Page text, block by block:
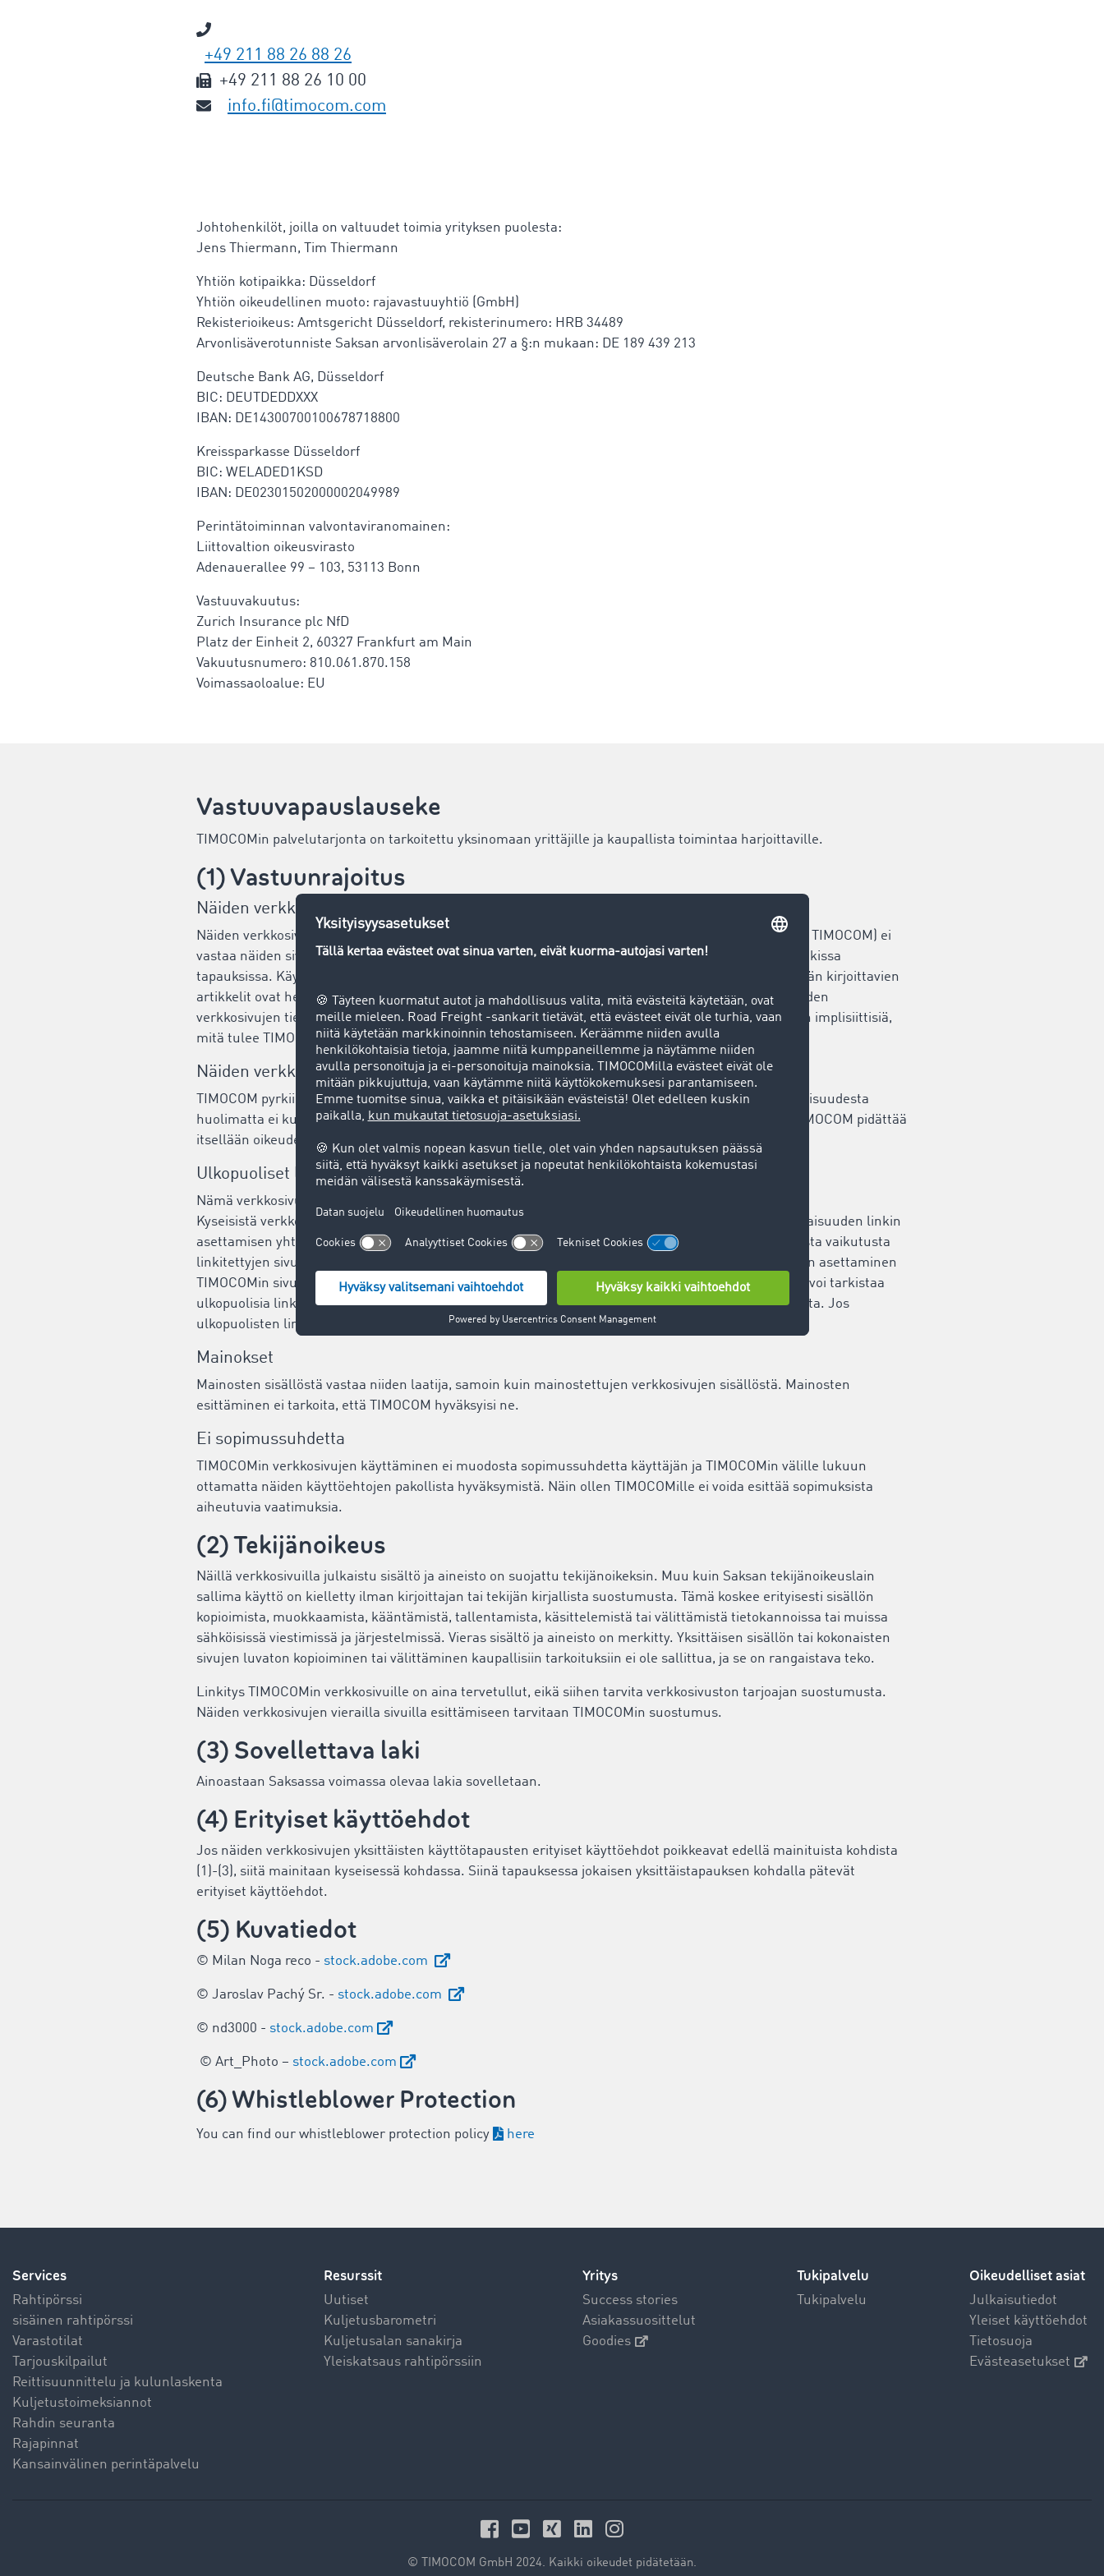
+49 211 88 26 88 26
+49 211 88 26 10 00
info.fi@timocom.com
Johtohenkilöt, joilla on valtuudet toimia yrityksen puolesta:
Jens Thiermann, Tim Thiermann
Yhtiön kotipaikka: Düsseldorf
Yhtiön oikeudellinen muoto: rajavastuuyhtiö (GmbH)
Rekisterioikeus: Amtsgericht Düsseldorf, rekisterinumero: HRB 34489
Arvonlisäverotunniste Saksan arvonlisäverolain 27 a §:n mukaan: DE 189 439 213
Deutsche Bank AG, Düsseldorf
BIC: DEUTDEDDXXX
IBAN: DE14300700100678718800
Kreissparkasse Düsseldorf
BIC: WELADED1KSD
IBAN: DE02301502000002049989
Perintätoiminnan valvontaviranomainen:
Liittovaltion oikeusvirasto
Adenauerallee 99 – 103, 53113 Bonn
Vastuuvakuutus:
Zurich Insurance plc NfD
Platz der Einheit 2, 60327 Frankfurt am Main
Vakuutusnumero: 810.061.870.158
Voimassaoloalue: EU
Vastuuvapauslauseke
TIMOCOMin palvelutarjonta on tarkoitettu yksinomaan yrittäjille ja kaupallista toimintaa harjoittaville.
(1) Vastuunrajoitus
Näiden verkkosivujen sisältö
Näiden verkkosivujen sisältö tuotetaan mahdollisimman huolellisesti. TIMOCOM GmbH (jäljempänä TIMOCOM) ei
vastaa näiden sivujen aineiston täydellisyydestä, paikkansapitävyydestä eikä ajankohtaisuudesta kaikissa
tapauksissa. Käyttäjä käyttää kaikkea saatavilla olevaa sisältöä omalla vastuullaan. Omalla nimellään kirjoittavien
artikkelit ovat heidän omia mielipiteenilmaisujaan, eivätkä aina edusta TIMOCOMin mielipiteitä. Näiden
verkkosivujen tiedot eivät missään tapauksessa anna minkäänlaisia vakuuksia tai takuita, myöskään implisiittisiä,
mitä tulee TIMOCOMin palveluihin tai tuotteisiin.
Näiden verkkosivujen käytettävyys
TIMOCOM pyrkii tarjoamaan verkkosivuille pääsyn mahdollisimman häiriöttömästi. Kaikesta huolellisuudesta
huolimatta ei kuitenkaan voida taata, että palvelun toiminnassa ei ilmenisi milloinkaan häiriöitä. TIMOCOM pidättää
itsellään oikeuden muuttaa sivuston tarjontaa tai lopettaa sen.
Ulkopuoliset linkit
Nämä verkkosivut voivat sisältää linkkejä vieraille verkkosivuille.
Kyseisistä verkkosivuista vastaa niiden ylläpitäjä. TIMOCOM on tarkistanut vieraan sisällön lainmukaisuuden linkin
asettamisen yhteydessä. Tällöin sisältö oli laillisesti asianmukaista. TIMOCOMilla ei ole minkäänlaista vaikutusta
linkitettyjen sivujen tämänhetkiseen tai tulevaan esitysmuotoon tai sisältöön. Ulkopuolisten linkkien asettaminen
TIMOCOMin sivuille ei tarkoita sitä, että TIMOCOM omaksuisi linkitetyn sisällön. Palvelun tarjoaja ei voi tarkistaa
ulkopuolisia linkkejä jatkuvasti ilman, että sillä olisi konkreettisia todisteita sivujen lainvastaisuudesta. Jos
ulkopuolisten linkkien sisältö osoittautuu lainvastaiseksi, linkit poistetaan välittömästi.
Mainokset
Mainosten sisällöstä vastaa niiden laatija, samoin kuin mainostettujen verkkosivujen sisällöstä. Mainosten
esittäminen ei tarkoita, että TIMOCOM hyväksyisi ne.
Ei sopimussuhdetta
TIMOCOMin verkkosivujen käyttäminen ei muodosta sopimussuhdetta käyttäjän ja TIMOCOMin välille lukuun
ottamatta näiden käyttöehtojen pakollista hyväksymistä. Näin ollen TIMOCOMille ei voida esittää sopimuksista
aiheutuvia vaatimuksia.
(2) Tekijänoikeus
Näillä verkkosivuilla julkaistu sisältö ja aineisto on suojattu tekijänoikeksin. Muu kuin Saksan tekijänoikeuslain
sallima käyttö on kielletty ilman kirjoittajan tai tekijän kirjallista suostumusta. Tämä koskee erityisesti sisällön
kopioimista, muokkaamista, kääntämistä, tallentamista, käsittelemistä tai välittämistä tietokannoissa tai muissa
sähköisissä viestimissä ja järjestelmissä. Vieras sisältö ja aineisto on merkitty. Yksittäisen sisällön tai kokonaisten
sivujen luvaton kopioiminen tai välittäminen kaupallisiin tarkoituksiin ei ole sallittua, ja se on rangaistava teko.
Linkitys TIMOCOMin verkkosivuille on aina tervetullut, eikä siihen tarvita verkkosivuston tarjoajan suostumusta.
Näiden verkkosivujen vierailla sivuilla esittämiseen tarvitaan TIMOCOMin suostumus.
(3) Sovellettava laki
Ainoastaan Saksassa voimassa olevaa lakia sovelletaan.
(4) Erityiset käyttöehdot
Jos näiden verkkosivujen yksittäisten käyttötapausten erityiset käyttöehdot poikkeavat edellä mainituista kohdista
(1)-(3), siitä mainitaan kyseisessä kohdassa. Siinä tapauksessa jokaisen yksittäistapauksen kohdalla pätevät
erityiset käyttöehdot.
(5) Kuvatiedot
© Milan Noga reco - stock.adobe.com
© Jaroslav Pachý Sr. - stock.adobe.com
© nd3000 - stock.adobe.com
© Art_Photo – stock.adobe.com
(6) Whistleblower Protection
You can find our whistleblower protection policy here
Services
Rahtipörssi
sisäinen rahtipörssi
Varastotilat
Tarjouskilpailut
Reittisuunnittelu ja kulunlaskenta
Kuljetustoimeksiannot
Rahdin seuranta
Rajapinnat
Kansainvälinen perintäpalvelu
Resurssit
Uutiset
Kuljetusbarometri
Kuljetusalan sanakirja
Yleiskatsaus rahtipörssiin
Yritys
Success stories
Asiakassuosittelut
Goodies
Tukipalvelu
Tukipalvelu
Oikeudelliset asiat
Julkaisutiedot
Yleiset käyttöehdot
Tietosuoja
Evästeasetukset
© TIMOCOM GmbH 2024. Kaikki oikeudet pidätetään.